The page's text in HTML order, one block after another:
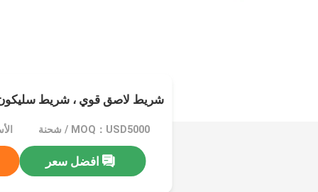
شريط لاصق قوي ، شريط سليكون 3
MOQ：USD5000 / شحنة
افضل سعر